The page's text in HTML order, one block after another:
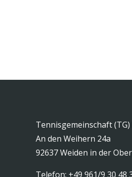
Tennisgemeinschaft
An den Weihern 24a
92637 Weiden in der
Telefon: +49 961/9 30 48